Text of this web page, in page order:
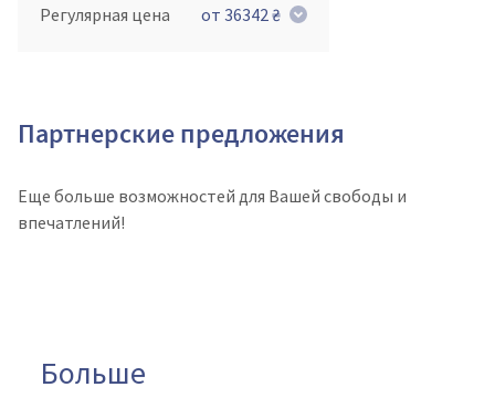
Регулярная цена
от 36342 ₴
Партнерские предложения
Еще больше возможностей для Вашей свободы и
впечатлений!
Больше